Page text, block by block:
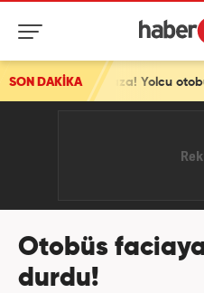
SON DAKİKA
Yolcu otobüsü İETT
Otobüs
durdu!